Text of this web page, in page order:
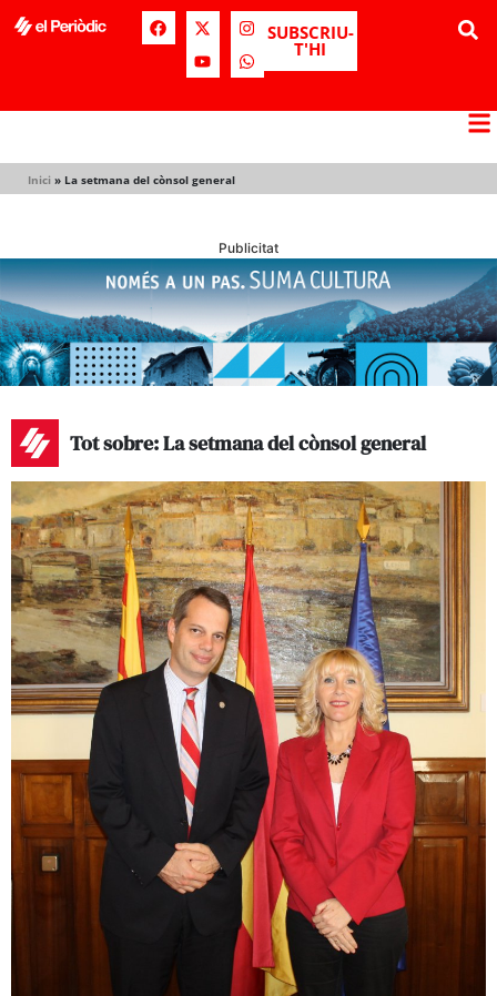
SUBSCRIU-
T'HI
Inici » La setmana del cònsol general
Publicitat
Tot sobre: La setmana del cònsol general